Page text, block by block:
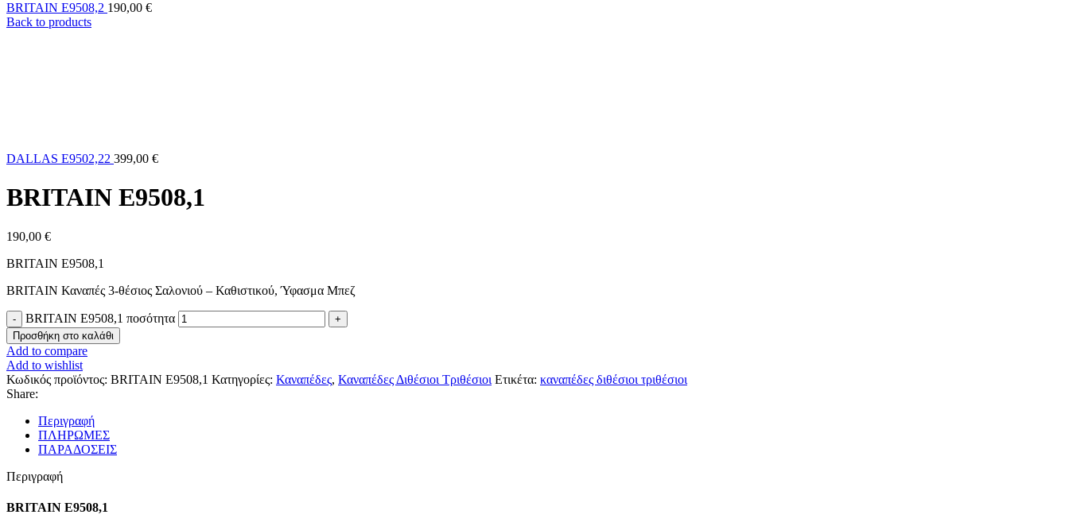
BRITAIN Ε9508,2 190,00 €
Back to products
DALLAS Ε9502,22 399,00 €
BRITAIN Ε9508,1
190,00 €
BRITAIN Ε9508,1
BRITAIN Καναπές 3-θέσιος Σαλονιού – Καθιστικού, Ύφασμα Μπεζ
BRITAIN Ε9508,1 ποσότητα
Προσθήκη στο καλάθι
Add to compare
Add to wishlist
Κωδικός προϊόντος: BRITAIN Ε9508,1 Κατηγορίες: Καναπέδες, Καναπέδες Διθέσιοι Τριθέσιοι Ετικέτα: καναπέδες διθέσιοι τριθέσιοι
Share:
Περιγραφή
ΠΛΗΡΩΜΕΣ
ΠΑΡΑΔΟΣΕΙΣ
Περιγραφή
BRITAIN Ε9508,1